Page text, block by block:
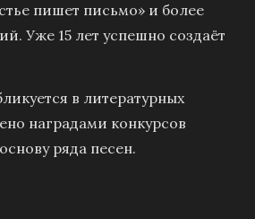
пишет письмо» и более
Уже 15 лет успешно создаёт
в литературных
наградами конкурсов
ряда песен.